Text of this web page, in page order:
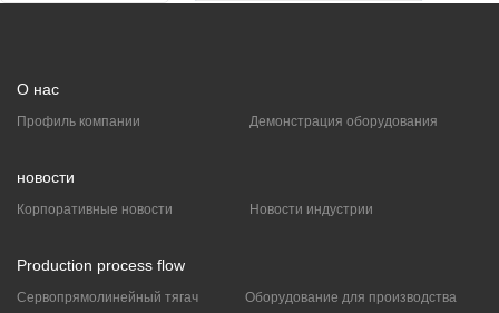
О нас
Профиль компании Демонстрация оборудования
новости
Корпоративные новости Новости индустрии
Production process flow
Сервопрямолинейный тягач
Оборудование для производства